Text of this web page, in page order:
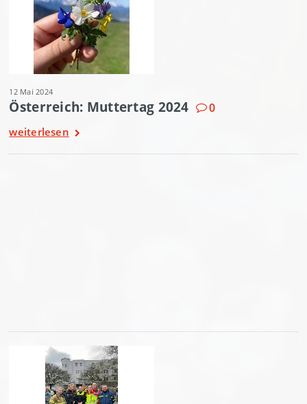
12 Mai 2024
Österreich: Muttertag 2024 0
weiterlesen